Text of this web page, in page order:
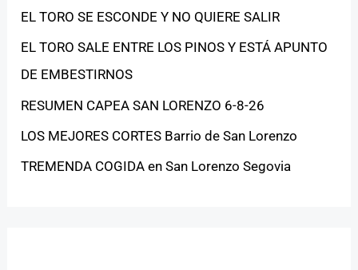
EL TORO SE ESCONDE Y NO QUIERE SALIR
EL TORO SALE ENTRE LOS PINOS Y ESTÁ APUNTO
DE EMBESTIRNOS
RESUMEN CAPEA SAN LORENZO 6-8-26
LOS MEJORES CORTES Barrio de San Lorenzo
TREMENDA COGIDA en San Lorenzo Segovia